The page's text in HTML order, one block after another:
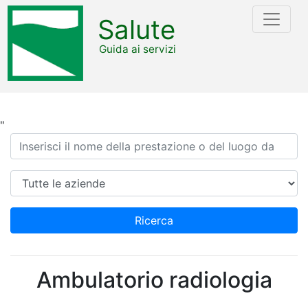
"
Salute
Guida ai servizi
Ricerca
Azienda
Ricerca
Ambulatorio radiologia